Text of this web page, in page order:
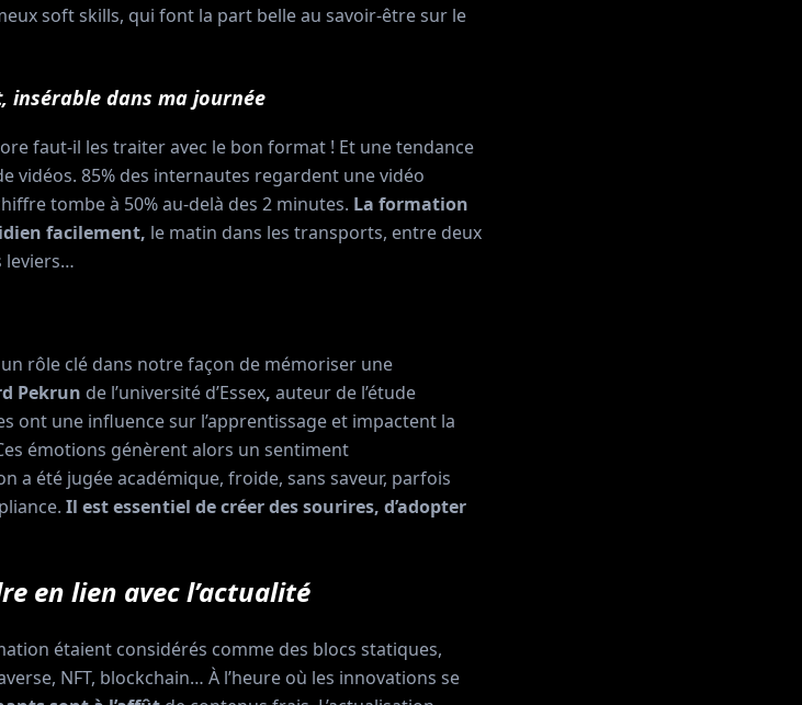
soft skills, qui font la part belle au savoir-être sur le
insérable dans ma journée
faut-il les traiter avec le bon format ! Et une tendance
vidéos. 85% des internautes regardent une vidéo
tombe à 50% au-delà des 2 minutes. La formation
facilement, le matin dans les transports, entre deux
leviers…
rôle clé dans notre façon de mémoriser une
Pekrun de l’université d’Essex, auteur de l’étude
ont une influence sur l’apprentissage et impactent la
émotions génèrent alors un sentiment
a été jugée académique, froide, sans saveur, parfois
Il est essentiel de créer des sourires, d’adopter
en lien avec l’actualité
étaient considérés comme des blocs statiques,
NFT, blockchain… À l’heure où les innovations se